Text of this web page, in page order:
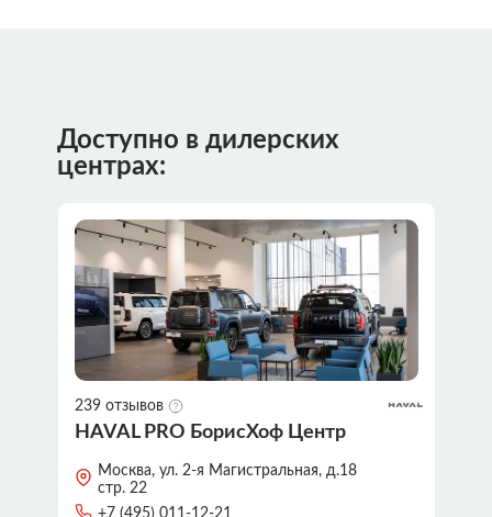
Доступно в дилерских
центрах:
239 отзывов
HAVAL PRO БорисХоф Центр
Москва, ул. 2-я Магистральная, д.18
стр. 22